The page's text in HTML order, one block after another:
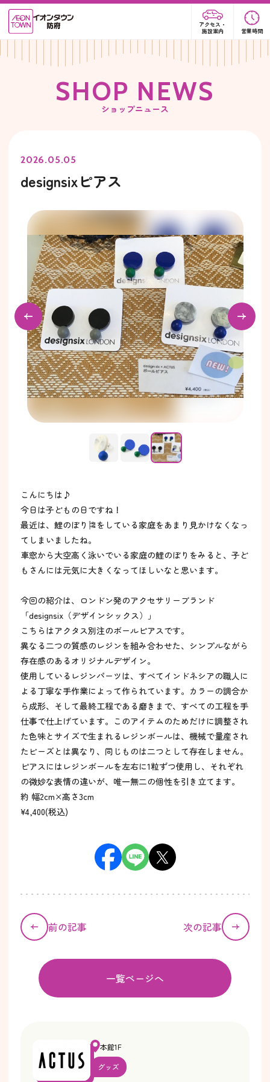
アクセス・
施設案内
営業時間
SHOP NEWS
ショップニュース
2026.05.05
designsixピアス
こんにちは♪
今日は子どもの日ですね！
最近は、鯉のぼり🎏をしている家庭をあまり見かけなくなっ
てしまいましたね。
車窓から大空高く泳いでいる家庭の鯉のぼりをみると、子ど
もさんには元気に大きくなってほしいなと思います。
今回の紹介は、ロンドン発のアクセサリーブランド
「designsix（デザインシックス）」
こちらはアクタス別注のボールピアスです。
異なる二つの質感のレジンを組み合わせた、シンプルながら
存在感のあるオリジナルデザイン。
使用しているレジンパーツは、すべてインドネシアの職人に
よる丁寧な手作業によって作られています。カラーの調合か
ら成形、そして最終工程である磨きまで、すべての工程を手
仕事で仕上げています。このアイテムのためだけに調整され
た色味とサイズで生まれるレジンボールは、機械で量産され
たビーズとは異なり、同じものは二つとして存在しません。
ピアスにはレジンボールを左右に1粒ずつ使用し、それぞれ
の微妙な表情の違いが、唯一無二の個性を引き立てます。
約 幅2cm×高さ3cm
¥4,400(税込)
前の記事 次の記事
一覧ページへ
本館1F
グッズ